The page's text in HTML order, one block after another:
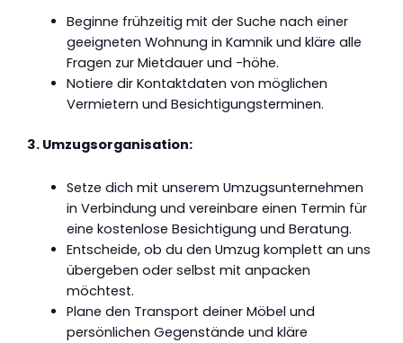
Beginne frühzeitig mit der Suche nach einer
geeigneten Wohnung in Kamnik und kläre alle
Fragen zur Mietdauer und -höhe.
Notiere dir Kontaktdaten von möglichen
Vermietern und Besichtigungsterminen.
3. Umzugsorganisation:
Setze dich mit unserem Umzugsunternehmen
in Verbindung und vereinbare einen Termin für
eine kostenlose Besichtigung und Beratung.
Entscheide, ob du den Umzug komplett an uns
übergeben oder selbst mit anpacken
möchtest.
Plane den Transport deiner Möbel und
persönlichen Gegenstände und kläre